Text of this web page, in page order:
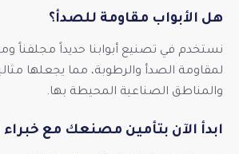
هل الأبواب مقاومة للصدأ؟
نستخدم في تصنيع أبوابنا حديداً مجلفناً
لمقاومة الصدأ والرطوبة، مما يجعلها
والمناطق الصناعية المحيطة بها.
ابدأ الآن بتأمين مصنعك مع خبراء